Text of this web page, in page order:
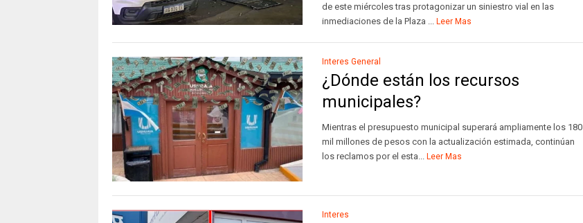
de este miércoles tras protagonizar un siniestro vial en las
inmediaciones de la Plaza ... Leer Mas
Interes General
¿Dónde están los recursos
municipales?
Mientras el presupuesto municipal superará ampliamente los 180
mil millones de pesos con la actualización estimada, continúan
los reclamos por el esta... Leer Mas
Interes